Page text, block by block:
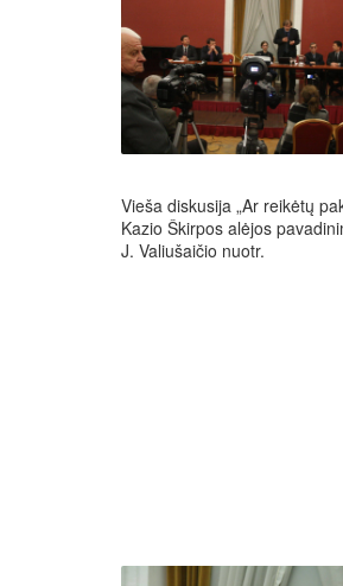
Vieša diskusija „Ar reikėtų
Kazio Škirpos alėjos
J. Valiušaičio nuotr.